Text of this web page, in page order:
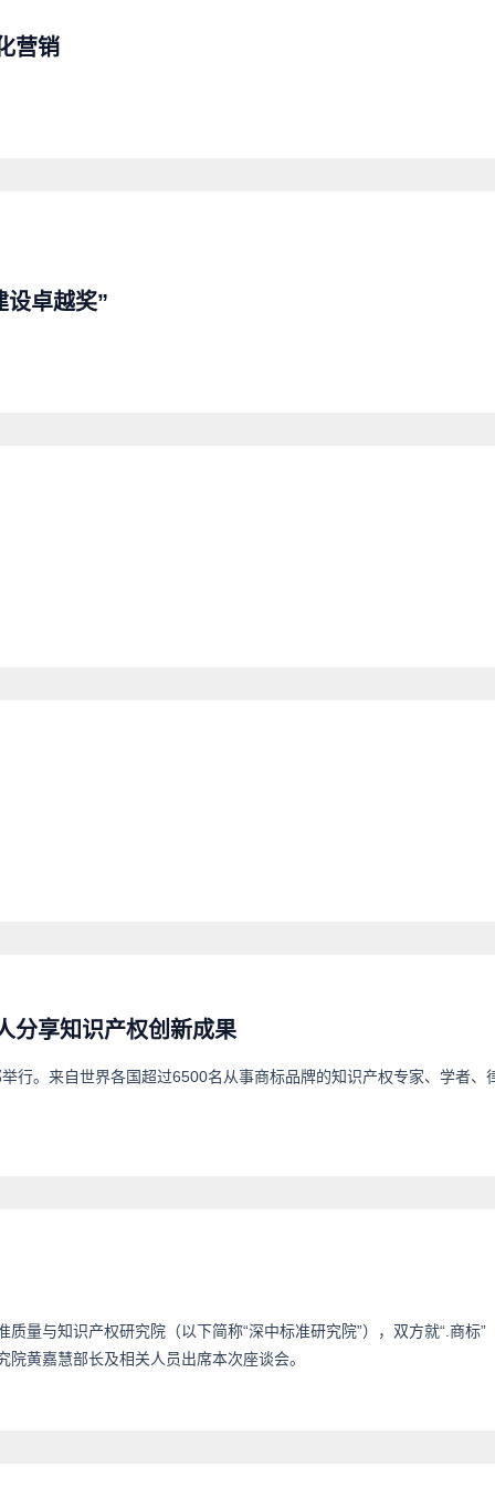
营销
设卓越奖”
分享知识产权创新成果
行。来自世界各国超过6500名从事商标品牌的知识产权专家、学者、
量与知识产权研究院（以下简称“深中标准研究院”），双方就“.商标”
黄嘉慧部长及相关人员出席本次座谈会。